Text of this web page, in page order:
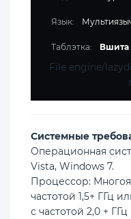
Язык:
Таблэтка: Вшита
File engine/
Cистемные
Операционная
Vista, Windows 7.
Процессор:
частотой 1,5+ ГГц
с частотой 2,0 + ГГц